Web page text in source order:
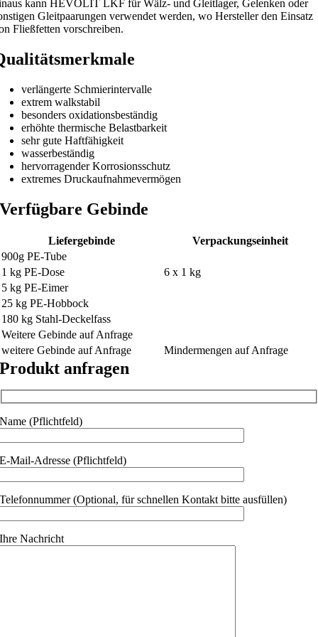
kann HEVOLIT LKF für Wälz- und Gleitlager, Gelenken oder
Gleitpaarungen verwendet werden, wo Hersteller den Einsatz
Fließfetten vorschreiben.
verlängerte Schmierintervalle
extrem walkstabil
besonders oxidationsbeständig
erhöhte thermische Belastbarkeit
sehr gute Haftfähigkeit
wasserbeständig
hervorragender Korrosionsschutz
extremes Druckaufnahmevermögen
Verfügbare Gebinde
Liefergebinde
Verpackungseinheit
900g PE-Tube
1 kg PE-Dose
6 x 1 kg
5 kg PE-Eimer
25 kg PE-Hobbock
180 kg Stahl-Deckelfass
Weitere Gebinde auf Anfrage
weitere Gebinde auf Anfrage
Mindermengen auf Anfrage
Produkt anfragen
Name (Pflichtfeld)
E-Mail-Adresse (Pflichtfeld)
Telefonnummer (Optional, für schnellen Kontakt bitte ausfüllen)
Ihre Nachricht